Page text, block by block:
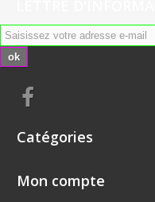
ok
Catégories
Mon compte